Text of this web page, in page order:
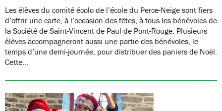
Les élèves du comité écolo de l’école du Perce-Neige sont fiers
d’offrir une carte, à l’occasion des fêtes, à tous les bénévoles de
la Société de Saint-Vincent de Paul de Pont-Rouge. Plusieurs
élèves accompagneront aussi une partie des bénévoles, le
temps d’une demi-journée, pour distribuer des paniers de Noël.
Cette…